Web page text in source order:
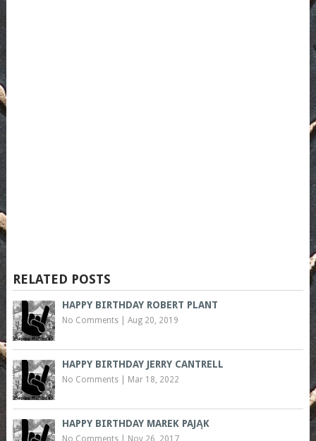
RELATED POSTS
HAPPY BIRTHDAY ROBERT PLANT
No Comments| Aug 20, 2019
HAPPY BIRTHDAY JERRY CANTRELL
No Comments| Mar 18, 2022
HAPPY BIRTHDAY MAREK PAJĄK